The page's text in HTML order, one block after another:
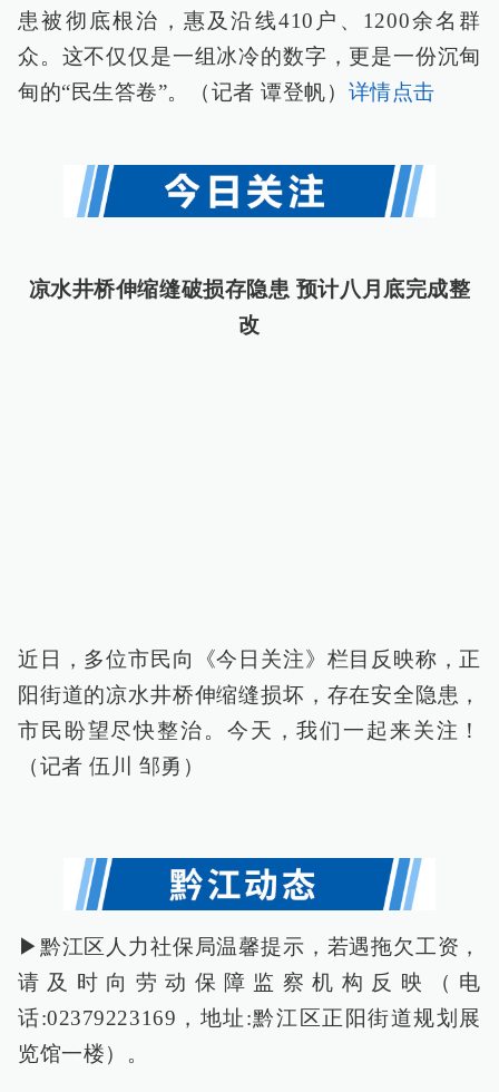
患被彻底根治，惠及沿线410户、1200余名群
众。这不仅仅是一组冰冷的数字，更是一份沉甸
甸的“民生答卷”。（记者 谭登帆） 详情点击
凉水井桥伸缩缝破损存隐患 预计八月底完成整
改
近日，多位市民向《今日关注》栏目反映称，正
阳街道的凉水井桥伸缩缝损坏，存在安全隐患，
市民盼望尽快整治。今天，我们一起来关注！
（记者 伍川 邹勇）
▶黔江区人力社保局温馨提示，若遇拖欠工资，
请及时向劳动保障监察机构反映（电
话:02379223169，地址:黔江区正阳街道规划展
览馆一楼）。